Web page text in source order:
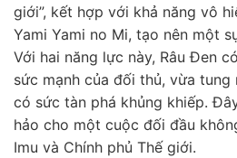
giới”, kết hợp với khả năng vô
Yami Yami no Mi, tạo nên một
Với hai năng lực này, Râu Đen
sức mạnh của đối thủ, vừa
có sức tàn phá khủng khiếp.
hảo cho một cuộc đối đầu
Imu và Chính phủ Thế giới.